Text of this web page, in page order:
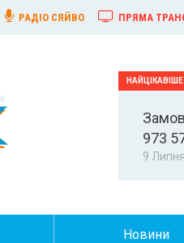
РАДІО СЯЙВО ПРЯМА
973
9 Липня
Новини